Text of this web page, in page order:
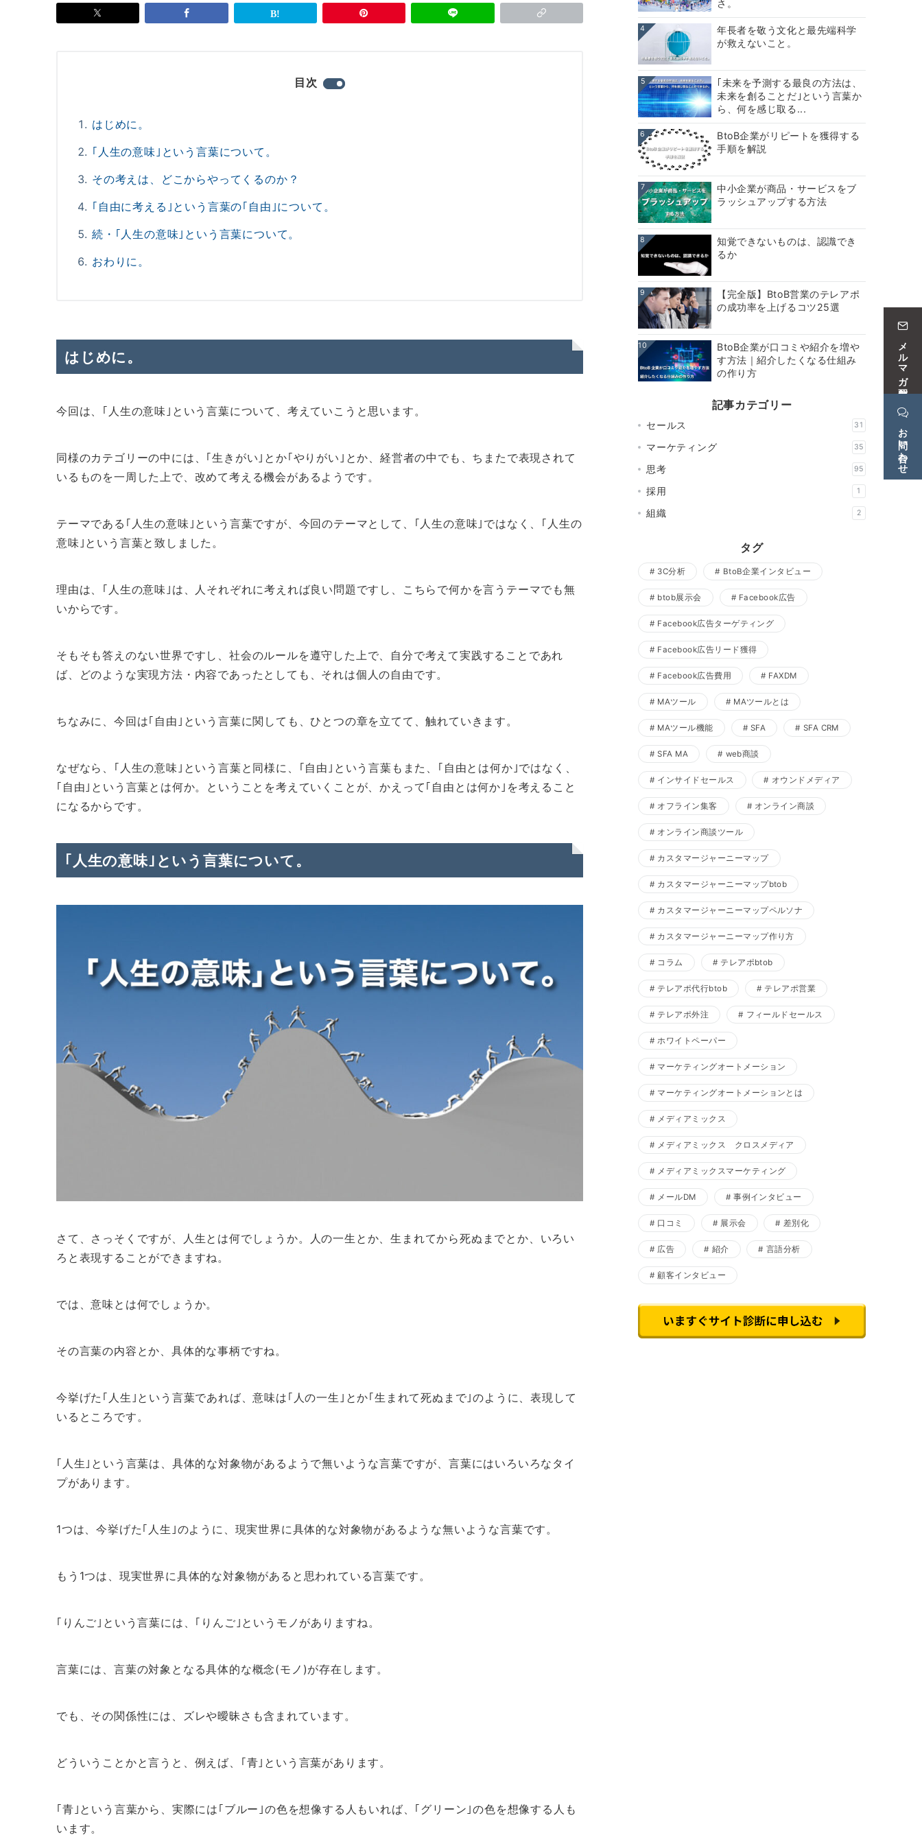
目次
はじめに。
｢人生の意味｣という言葉について。
その考えは、どこからやってくるのか？
｢自由に考える｣という言葉の｢自由｣について。
続・｢人生の意味｣という言葉について。
おわりに。
はじめに。
今回は、｢人生の意味｣という言葉について、考えていこうと思います。
同様のカテゴリーの中には、｢生きがい｣とか｢やりがい｣とか、経営者の中でも、ちまたで表現されて
いるものを一周した上で、改めて考える機会があるようです。
テーマである｢人生の意味｣という言葉ですが、今回のテーマとして、｢人生の意味｣ではなく、｢人生の
意味｣という言葉と致しました。
理由は、｢人生の意味｣は、人それぞれに考えれば良い問題ですし、こちらで何かを言うテーマでも無
いからです。
そもそも答えのない世界ですし、社会のルールを遵守した上で、自分で考えて実践することであれ
ば、どのような実現方法・内容であったとしても、それは個人の自由です。
ちなみに、今回は｢自由｣という言葉に関しても、ひとつの章を立てて、触れていきます。
なぜなら、｢人生の意味｣という言葉と同様に、｢自由｣という言葉もまた、｢自由とは何か｣ではなく、
｢自由｣という言葉とは何か。ということを考えていくことが、かえって｢自由とは何か｣を考えること
になるからです。
｢人生の意味｣という言葉について。
さて、さっそくですが、人生とは何でしょうか。人の一生とか、生まれてから死ぬまでとか、いろい
ろと表現することができますね。
では、意味とは何でしょうか。
その言葉の内容とか、具体的な事柄ですね。
今挙げた｢人生｣という言葉であれば、意味は｢人の一生｣とか｢生まれて死ぬまで｣のように、表現して
いるところです。
｢人生｣という言葉は、具体的な対象物があるようで無いような言葉ですが、言葉にはいろいろなタイ
プがあります。
1つは、今挙げた｢人生｣のように、現実世界に具体的な対象物があるような無いような言葉です。
もう1つは、現実世界に具体的な対象物があると思われている言葉です。
｢りんご｣という言葉には、｢りんご｣というモノがありますね。
言葉には、言葉の対象となる具体的な概念(モノ)が存在します。
でも、その関係性には、ズレや曖昧さも含まれています。
どういうことかと言うと、例えば、｢青｣という言葉があります。
｢青｣という言葉から、実際には｢ブルー｣の色を想像する人もいれば、｢グリーン｣の色を想像する人も
います。
さ。
4
年長者を敬う文化と最先端科学
が救えないこと。
5
｢未来を予測する最良の方法は、
未来を創ることだ｣という言葉か
ら、何を感じ取る...
6
BtoB企業がリピートを獲得する
手順を解説
7
中小企業が商品・サービスをブ
ラッシュアップする方法
8
知覚できないものは、認識でき
るか
9
【完全版】BtoB営業のテレアポ
の成功率を上げるコツ25選
10
BtoB企業が口コミや紹介を増や
す方法｜紹介したくなる仕組み
の作り方
記事カテゴリー
セールス 31
マーケティング 35
思考 95
採用 1
組織 2
タグ
3C分析 BtoB企業インタビュー
btob展示会 Facebook広告
Facebook広告ターゲティング
Facebook広告リード獲得
Facebook広告費用 FAXDM
MAツール MAツールとは
MAツール機能 SFA SFA CRM
SFA MA web商談
インサイドセールス オウンドメディア
オフライン集客 オンライン商談
オンライン商談ツール
カスタマージャーニーマップ
カスタマージャーニーマップbtob
カスタマージャーニーマップペルソナ
カスタマージャーニーマップ作り方
コラム テレアポbtob
テレアポ代行btob テレアポ営業
テレアポ外注 フィールドセールス
ホワイトペーパー
マーケティングオートメーション
マーケティングオートメーションとは
メディアミックス
メディアミックス クロスメディア
メディアミックスマーケティング
メールDM 事例インタビュー
口コミ 展示会 差別化
広告 紹介 言語分析
顧客インタビュー
メルマガ配信中
お問い合わせ